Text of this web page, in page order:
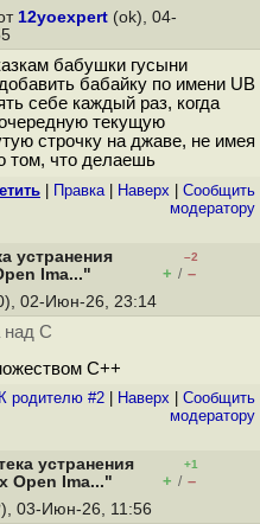
12yoexpert (ok), 04-
бабушки гусыни
бабайку по имени UB
себе каждый раз, когда
текущую
строчку на джаве, не имея
том, что делаешь
Правка| Наверх
Cообщить
модератору
устранения
Ima..."
–2
+ / –
02-Июн-26, 23:14
над С
C++
К родителю #2 Наверх
Cообщить
модератору
устранения
Open Ima..."
+1
+ / –
03-Июн-26, 11:56